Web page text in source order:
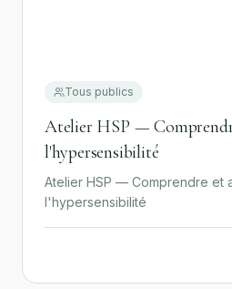
Tous publics
Atelier HSP —
l'hypersensibilité
Atelier HSP — Comprendre et
l'hypersensibilité